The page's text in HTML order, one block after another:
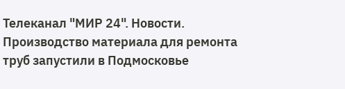
Телеканал "МИР 24". Новости.
Производство материала для ремонта
труб запустили в Подмосковье